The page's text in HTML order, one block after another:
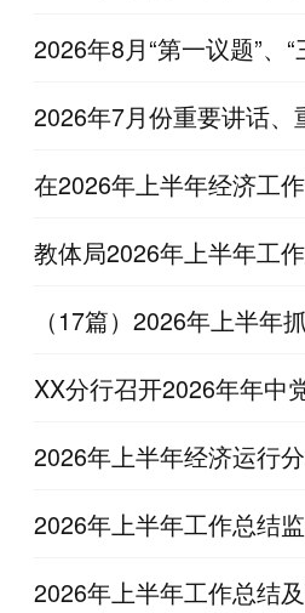
2026年8月“第一议题”、“
2026年7月份重要讲话、
在2026年上半年经济工作
教体局2026年上半年工作
（17篇）2026年上半年
XX分行召开2026年年中
2026年上半年经济运行分
2026年上半年工作总结监
2026年上半年工作总结及